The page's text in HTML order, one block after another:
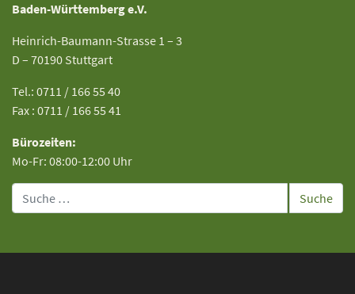
Baden-Württemberg e.V.
Heinrich-Baumann-Strasse 1 – 3
D – 70190 Stuttgart
Tel.: 0711 / 166 55 40
Fax : 0711 / 166 55 41
Bürozeiten:
Mo-Fr: 08:00-12:00 Uhr
Suche